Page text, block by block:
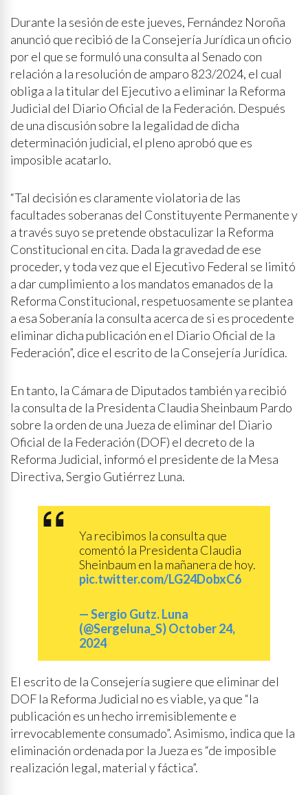
Durante la sesión de este jueves, Fernández Noroña
anunció que recibió de la Consejería Jurídica un oficio
por el que se formuló una consulta al Senado con
relación a la resolución de amparo 823/2024, el cual
obliga a la titular del Ejecutivo a eliminar la Reforma
Judicial del Diario Oficial de la Federación. Después
de una discusión sobre la legalidad de dicha
determinación judicial, el pleno aprobó que es
imposible acatarlo.
“Tal decisión es claramente violatoria de las
facultades soberanas del Constituyente Permanente y
a través suyo se pretende obstaculizar la Reforma
Constitucional en cita. Dada la gravedad de ese
proceder, y toda vez que el Ejecutivo Federal se limitó
a dar cumplimiento a los mandatos emanados de la
Reforma Constitucional, respetuosamente se plantea
a esa Soberanía la consulta acerca de si es procedente
eliminar dicha publicación en el Diario Oficial de la
Federación”, dice el escrito de la Consejería Jurídica.
En tanto, la Cámara de Diputados también ya recibió
la consulta de la Presidenta Claudia Sheinbaum Pardo
sobre la orden de una Jueza de eliminar del Diario
Oficial de la Federación (DOF) el decreto de la
Reforma Judicial, informó el presidente de la Mesa
Directiva, Sergio Gutiérrez Luna.
Ya recibimos la consulta que
comentó la Presidenta Claudia
Sheinbaum en la mañanera de hoy.
pic.twitter.com/LG24DobxC6
— Sergio Gutz. Luna
(@Sergeluna_S)October 24,
2024
El escrito de la Consejería sugiere que eliminar del
DOF la Reforma Judicial no es viable, ya que “la
publicación es un hecho irremisiblemente e
irrevocablemente consumado”. Asimismo, indica que la
eliminación ordenada por la Jueza es “de imposible
realización legal, material y fáctica”.